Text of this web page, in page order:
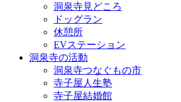
洞泉寺見どころ
ドッグラン
休憩所
EVステーション
洞泉寺の活動
洞泉寺つなぐもの市
寺子屋人生塾
寺子屋結婚館